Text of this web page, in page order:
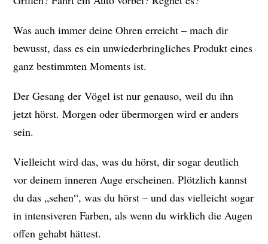
Was auch immer deine Ohren erreicht – mach dir
bewusst, dass es ein unwiederbringliches Produkt eines
ganz bestimmten Moments ist.
Der Gesang der Vögel ist nur genauso, weil du ihn
jetzt hörst. Morgen oder übermorgen wird er anders
sein.
Vielleicht wird das, was du hörst, dir sogar deutlich
vor deinem inneren Auge erscheinen. Plötzlich kannst
du das „sehen“, was du hörst – und das vielleicht sogar
in intensiveren Farben, als wenn du wirklich die Augen
offen gehabt hättest.